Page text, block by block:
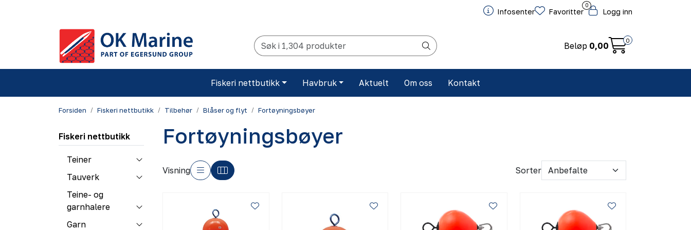
Infosenter
0
Favoritter Logg inn
Beløp 0,00
0
Fiskeri nettbutikk Havbruk Aktuelt Om oss Kontakt
Forsiden Fiskeri nettbutikk Tilbehør Blåser og flyt Fortøyningsbøyer
Fiskeri nettbutikk
Teiner
Tauverk
Teine- og
garnhalere
Garn
Fortøyningsbøyer
Visning Sorter